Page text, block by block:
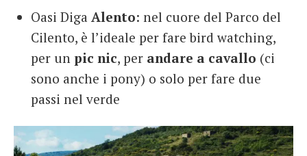
Oasi Diga Alento: nel cuore del Parco del
Cilento, è l’ideale per fare bird watching,
per un pic nic, per andare a cavallo (ci
sono anche i pony) o solo per fare due
passi nel verde